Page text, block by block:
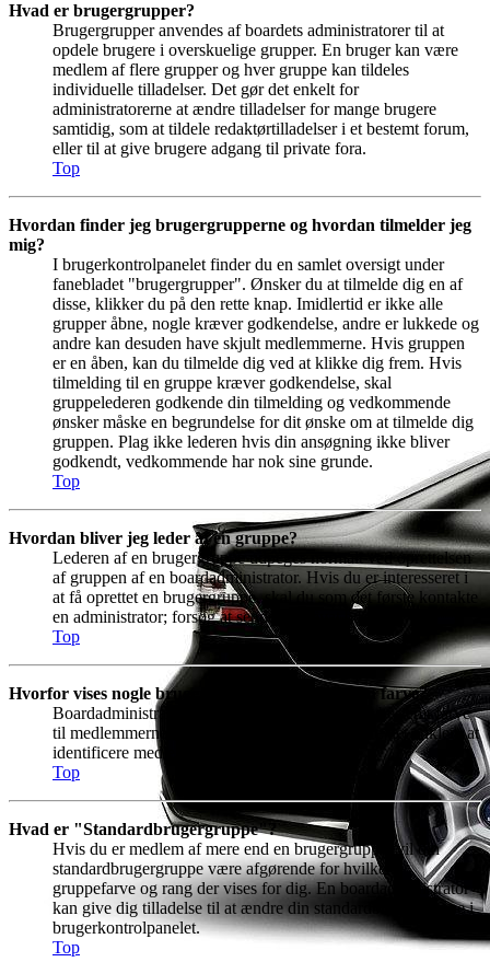
Hvad er brugergrupper?
Brugergrupper anvendes af boardets administratorer til at
opdele brugere i overskuelige grupper. En bruger kan være
medlem af flere grupper og hver gruppe kan tildeles
individuelle tilladelser. Det gør det enkelt for
administratorerne at ændre tilladelser for mange brugere
samtidig, som at tildele redaktørtilladelser i et bestemt forum,
eller til at give brugere adgang til private fora.
Top
Hvordan finder jeg brugergrupperne og hvordan tilmelder jeg
mig?
I brugerkontrolpanelet finder du en samlet oversigt under
fanebladet "brugergrupper". Ønsker du at tilmelde dig en af
disse, klikker du på den rette knap. Imidlertid er ikke alle
grupper åbne, nogle kræver godkendelse, andre er lukkede og
andre kan desuden have skjult medlemmerne. Hvis gruppen
er en åben, kan du tilmelde dig ved at klikke dig frem. Hvis
tilmelding til en gruppe kræver godkendelse, skal
gruppelederen godkende din tilmelding og vedkommende
ønsker måske en begrundelse for dit ønske om at tilmelde dig
gruppen. Plag ikke lederen hvis din ansøgning ikke bliver
godkendt, vedkommende har nok sine grunde.
Top
Hvordan bliver jeg leder af en gruppe?
Lederen af en brugergruppe udpeges normalt ved oprettelsen
af gruppen af en boardadministrator. Hvis du er interesseret i
at få oprettet en brugergruppe, skal du som det første kontakte
en administrator; forsøg at sende en privat besked.
Top
Hvorfor vises nogle brugergrupper med en anden farve?
Boardadministratoren kan vælge at tilknytte en bestemt farve
til medlemmerne af en brugergruppe, for at gøre det enklere at
identificere medlemmerne af denne gruppe.
Top
Hvad er "Standardbrugergruppe"?
Hvis du er medlem af mere end en brugergruppe, vil din
standardbrugergruppe være afgørende for hvilken
gruppefarve og rang der vises for dig. En boardadministrator
kan give dig tilladelse til at ændre din standardbrugergruppe i
brugerkontrolpanelet.
Top